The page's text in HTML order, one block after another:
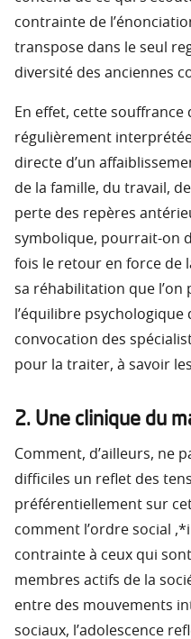
contrainte de
transpose dans le seul
diversité des anciennes
En effet, cette souffrance
régulièrement
directe d’un
de la famille, du travail,
perte des repères
symbolique, pourrait-on
fois le retour en force de
sa réhabilitation que
l’équilibre psychologique
convocation des
pour la traiter, à savoir
2. Une clinique du
Comment, d’ailleurs, ne
difficiles un reflet des
préférentiellement sur
comment l’ordre social
contrainte à ceux qui
membres actifs de la
entre des mouvements
sociaux, l’adolescence